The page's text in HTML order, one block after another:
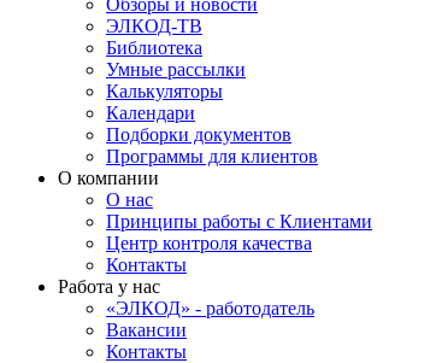
Обзоры и новости
ЭЛКОД-ТВ
Библиотека
Умные рассылки
Калькуляторы
Календари
Подборки документов
Программы для клиентов
О компании
О нас
Принципы работы с Клиентами
Центр контроля качества
Контакты
Работа у нас
«ЭЛКОД» - работодатель
Вакансии
Контакты